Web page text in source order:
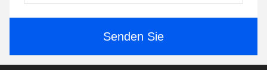
Senden Sie